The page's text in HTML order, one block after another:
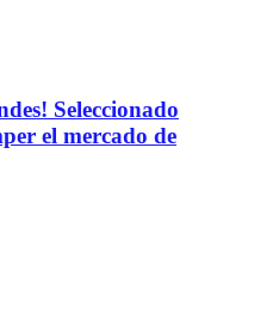
Seleccionado
el mercado de